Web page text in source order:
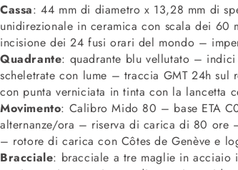
Cassa: 44 mm di diametro x 13,28 mm di
unidirezionale in ceramica con scala dei
incisione dei 24 fusi orari del mondo –
Quadrante: quadrante blu vellutato –
scheletrate con lume – traccia GMT 24h sul
con punta verniciata in tinta con la lancetta
Movimento: Calibro Mido 80 – base ETA
alternanze/ora – riserva di carica di 80 ore
– rotore di carica con Côtes de Genève e
Bracciale: bracciale a tre maglie in acciaio